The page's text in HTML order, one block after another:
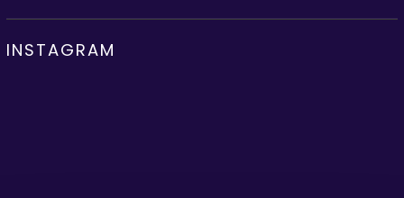
INSTAGRAM